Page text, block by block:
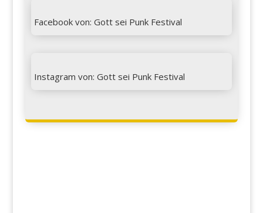
Facebook von: Gott sei Punk Festival
Instagram von: Gott sei Punk Festival